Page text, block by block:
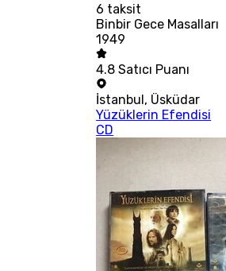
6 taksit
Binbir Gece Masalları
1949
4.8 Satıcı Puanı
İstanbul, Üsküdar
Yüzüklerin Efendisi
CD